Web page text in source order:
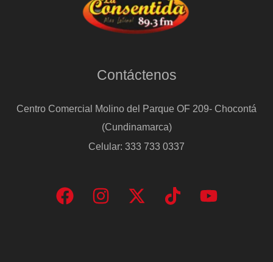
Contáctenos
Centro Comercial Molino del Parque OF 209- Chocontá
(Cundinamarca)
Celular: 333 733 0337